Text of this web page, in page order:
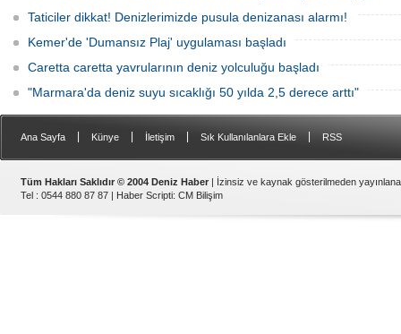
Taticiler dikkat! Denizlerimizde pusula denizanası alarmı!
Kemer'de 'Dumansız Plaj' uygulaması başladı
Caretta caretta yavrularının deniz yolculuğu başladı
"Marmara'da deniz suyu sıcaklığı 50 yılda 2,5 derece arttı"
Ana Sayfa Künye İletişim Sık Kullanılanlara Ekle RSS
Tüm Hakları Saklıdır © 2004 Deniz Haber | İzinsiz ve kaynak gösterilmeden
Tel : 0544 880 87 87 | Haber Scripti: CM Bilişim